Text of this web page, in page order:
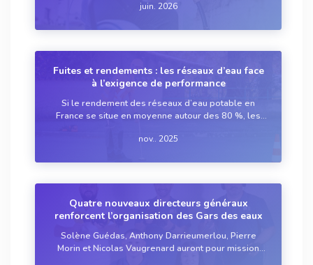
VST et le réseau d’agences immobilières
juin. 2026
Fuites et rendements : les réseaux d’eau face
à l’exigence de performance
Si le rendement des réseaux d’eau potable en
France se situe en moyenne autour des 80 %, les
Les grandes villes ont engagé leur transition vers le
nov.. 2025
Quatre nouveaux directeurs généraux
renforcent l’organisation des Gars des eaux
Solène Guédas, Anthony Darrieumerlou, Pierre
Morin et Nicolas Vaugrenard auront pour mission